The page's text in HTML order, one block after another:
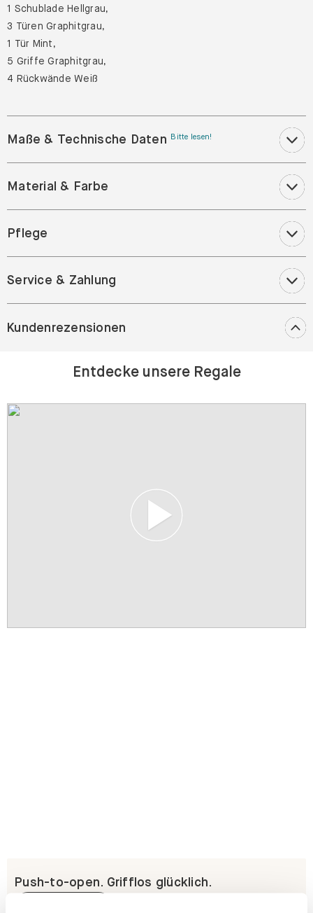
1 Schublade Hellgrau,
3 Türen Graphitgrau,
1 Tür Mint,
5 Griffe Graphitgrau,
4 Rückwände Weiß
Maße & Technische Daten Bitte lesen!
Material & Farbe
Pflege
Service & Zahlung
Kundenrezensionen
Entdecke unsere Regale
Push-to-open. Grifflos glücklich.